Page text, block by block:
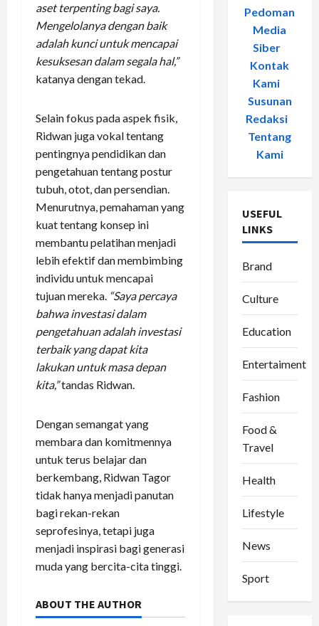
aset terpenting bagi saya.
Mengelolanya dengan baik
adalah kunci untuk mencapai
kesuksesan dalam segala hal,”
katanya dengan tekad.
Selain fokus pada aspek fisik,
Ridwan juga vokal tentang
pentingnya pendidikan dan
pengetahuan tentang postur
tubuh, otot, dan persendian.
Menurutnya, pemahaman yang
kuat tentang konsep ini
membantu pelatihan menjadi
lebih efektif dan membimbing
individu untuk mencapai
tujuan mereka. “Saya percaya
bahwa investasi dalam
pengetahuan adalah investasi
terbaik yang dapat kita
lakukan untuk masa depan
kita,”tandas Ridwan.
Dengan semangat yang
membara dan komitmennya
untuk terus belajar dan
berkembang, Ridwan Tagor
tidak hanya menjadi panutan
bagi rekan-rekan
seprofesinya, tetapi juga
menjadi inspirasi bagi generasi
muda yang bercita-cita tinggi.
ABOUT THE AUTHOR
Pedoman
Media
Siber-
Kontak
Kami
Susunan
Redaksi-
Tentang
Kami
USEFUL
LINKS
Brand
Culture
Education
Entertaiment
Fashion
Food &
Travel
Health
Lifestyle
News
Sport